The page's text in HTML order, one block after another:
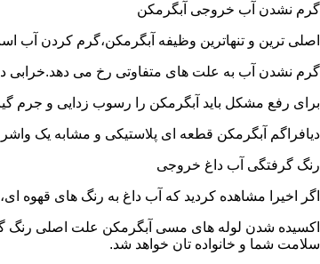
گرم نشدن آب خروجی آبگرمکن
اصلی ترین و تنهاترین وظیفه آبگرمکن،گرم کردن آب
گرم نشدن آب به علت های متفاوتی رخ می دهد.خرابی
برای رفع مشکل باید آبگرمکن را رسوب زدایی و جرم
دیافراگم آبگرمکن قطعه ای پلاستیکی و مشابه یک
رنگ گرفتگی آب داغ خروجی
اگر اخیرا مشاهده کردید که آب داغ به رنگ های
اکسیده شدن لوله های مسی آبگرمکن علت اصلی رنگ
سلامت شما و خانواده تان خواهد شد.